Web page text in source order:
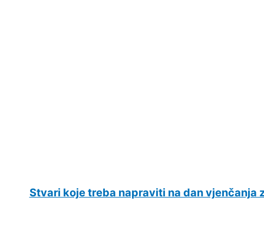
Stvari koje treba napraviti na dan vjenčanja